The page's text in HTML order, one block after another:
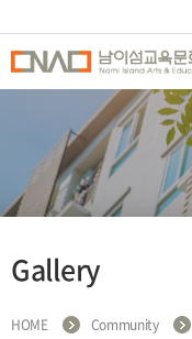
Gallery
HOME Community